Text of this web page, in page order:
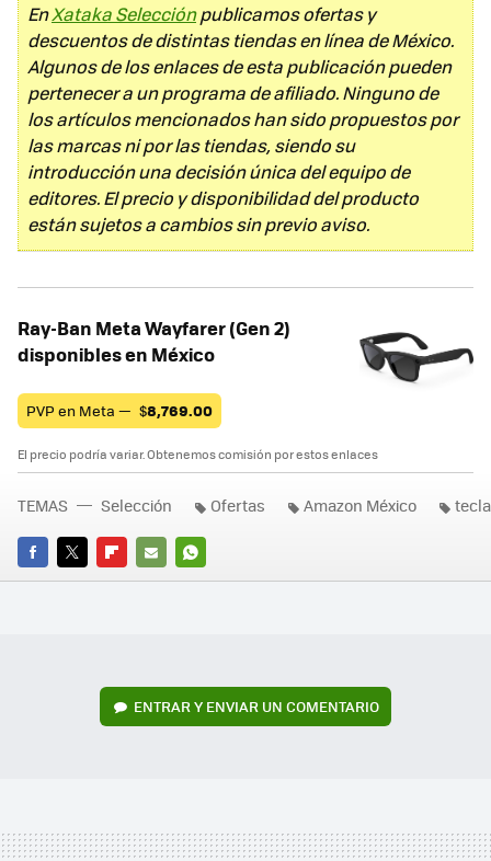
EnXataka Selecciónpublicamos ofertas y
descuentos de distintas tiendas en línea de México.
Algunos de los enlaces de esta publicación pueden
pertenecer a un programa de afiliado. Ninguno de
los artículos mencionados han sido propuestos por
las marcas ni por las tiendas, siendo su
introducción una decisión única del equipo de
editores. El precio y disponibilidad del producto
están sujetos a cambios sin previo aviso.
Ray-Ban Meta Wayfarer (Gen 2)
disponibles en México
PVP en Meta — $8,769.00
El precio podría variar. Obtenemos comisión por estos enlaces
FACEBOOK
TWITTERFLIPBOARD
E-
WHATSAPP
TEMAS Selección Ofertas Amazon México
ENTRAR Y ENVIAR UN COMENTARIO